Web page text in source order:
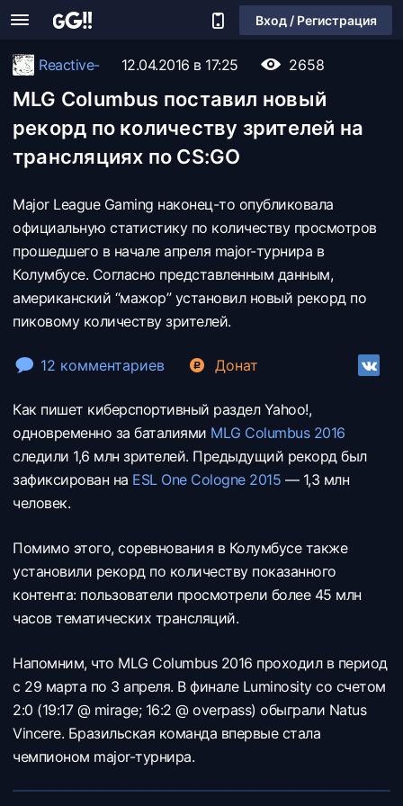
Вход / Регистрация
Reactive- 12.04.2016 в 17:25 2658
MLG Columbus поставил новый
рекорд по количеству зрителей на
трансляциях по CS:GO
Major League Gaming наконец-то опубликовала
официальную статистику по количеству просмотров
прошедшего в начале апреля major-турнира в
Колумбусе. Согласно представленным данным,
американский “мажор” установил новый рекорд по
пиковому количеству зрителей.
12 комментариев Донат
Как пишет киберспортивный раздел Yahoo!,
одновременно за баталиями MLG Columbus 2016
следили 1,6 млн зрителей. Предыдущий рекорд был
зафиксирован на ESL One Cologne 2015 — 1,3 млн
человек.
Помимо этого, соревнования в Колумбусе также
установили рекорд по количеству показанного
контента: пользователи просмотрели более 45 млн
часов тематических трансляций.
Напомним, что MLG Columbus 2016 проходил в период
с 29 марта по 3 апреля. В финале Luminosity со счетом
2:0 (19:17 @ mirage; 16:2 @ overpass) обыграли Natus
Vincere. Бразильская команда впервые стала
чемпионом major-турнира.